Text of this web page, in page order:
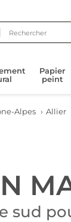
Papier
peint
Alpes › Allier
sud